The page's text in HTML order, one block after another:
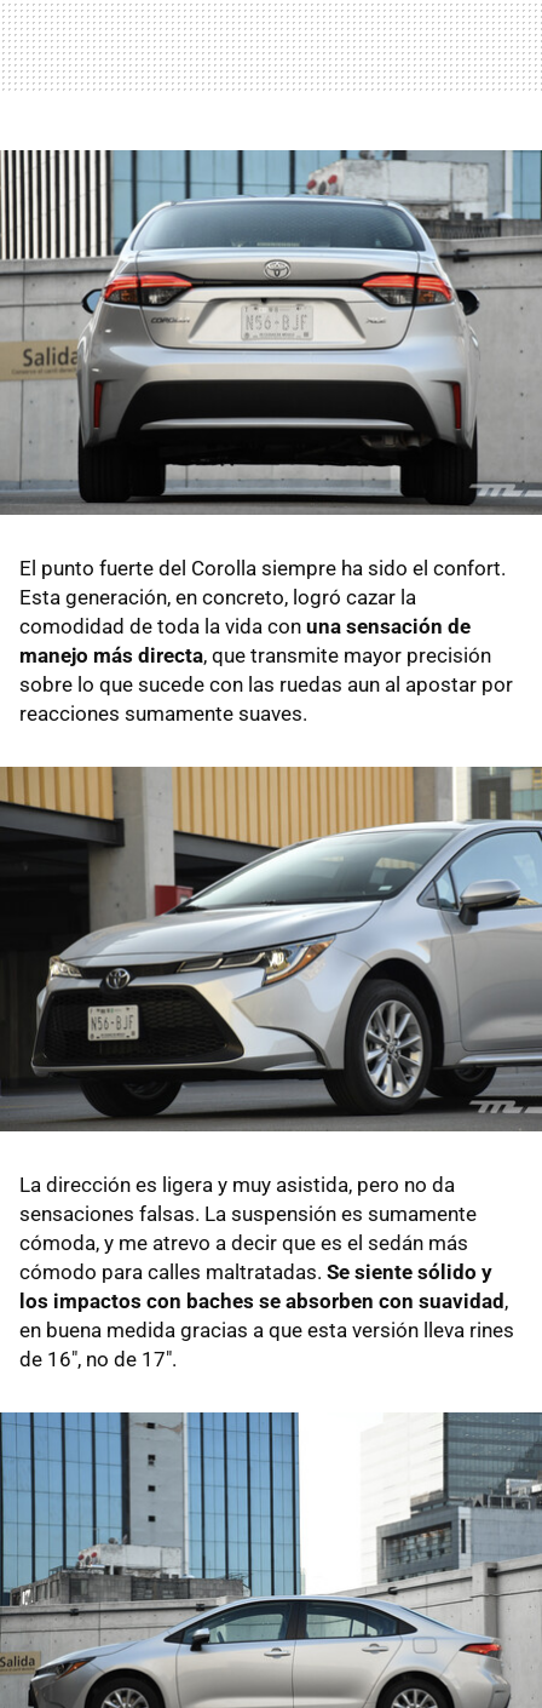
El punto fuerte del Corolla siempre ha sido el confort.
Esta generación, en concreto, logró cazar la
comodidad de toda la vida con una sensación de
manejo más directa, que transmite mayor precisión
sobre lo que sucede con las ruedas aun al apostar por
reacciones sumamente suaves.
La dirección es ligera y muy asistida, pero no da
sensaciones falsas. La suspensión es sumamente
cómoda, y me atrevo a decir que es el sedán más
cómodo para calles maltratadas. Se siente sólido y
los impactos con baches se absorben con suavidad,
en buena medida gracias a que esta versión lleva rines
de 16", no de 17".